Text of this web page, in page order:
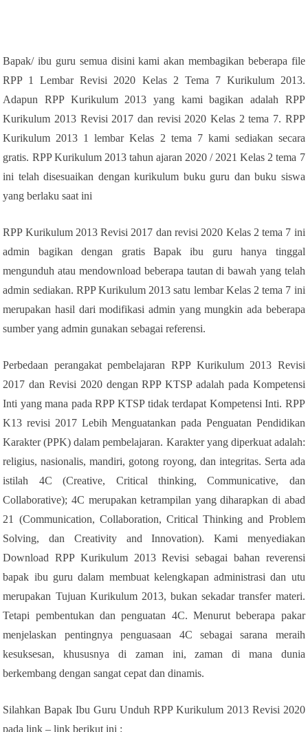
Bapak/ ibu guru semua disini kami akan membagikan beberapa file
RPP 1 Lembar Revisi 2020 Kelas 2 Tema 7 Kurikulum 2013.
Adapun RPP Kurikulum 2013 yang kami bagikan adalah RPP
Kurikulum 2013 Revisi 2017 dan revisi 2020 Kelas 2 tema 7. RPP
Kurikulum 2013 1 lembar Kelas 2 tema 7 kami sediakan secara
gratis. RPP Kurikulum 2013 tahun ajaran 2020 / 2021 Kelas 2 tema 7
ini telah disesuaikan dengan kurikulum buku guru dan buku siswa
yang berlaku saat ini
RPP Kurikulum 2013 Revisi 2017 dan revisi 2020 Kelas 2 tema 7 ini
admin bagikan dengan gratis Bapak ibu guru hanya tinggal
mengunduh atau mendownload beberapa tautan di bawah yang telah
admin sediakan. RPP Kurikulum 2013 satu lembar Kelas 2 tema 7 ini
merupakan hasil dari modifikasi admin yang mungkin ada beberapa
sumber yang admin gunakan sebagai referensi.
Perbedaan perangakat pembelajaran RPP Kurikulum 2013 Revisi
2017 dan Revisi 2020 dengan RPP KTSP adalah pada Kompetensi
Inti yang mana pada RPP KTSP tidak terdapat Kompetensi Inti. RPP
K13 revisi 2017 Lebih Menguatankan pada Penguatan Pendidikan
Karakter (PPK) dalam pembelajaran. Karakter yang diperkuat adalah:
religius, nasionalis, mandiri, gotong royong, dan integritas. Serta ada
istilah 4C (Creative, Critical thinking, Communicative, dan
Collaborative); 4C merupakan ketrampilan yang diharapkan di abad
21 (Communication, Collaboration, Critical Thinking and Problem
Solving, dan Creativity and Innovation). Kami menyediakan
Download RPP Kurikulum 2013 Revisi sebagai bahan reverensi
bapak ibu guru dalam membuat kelengkapan administrasi dan utu
merupakan Tujuan Kurikulum 2013, bukan sekadar transfer materi.
Tetapi pembentukan dan penguatan 4C. Menurut beberapa pakar
menjelaskan pentingnya penguasaan 4C sebagai sarana meraih
kesuksesan, khususnya di zaman ini, zaman di mana dunia
berkembang dengan sangat cepat dan dinamis.
Silahkan Bapak Ibu Guru Unduh RPP Kurikulum 2013 Revisi 2020
pada link – link berikut ini :